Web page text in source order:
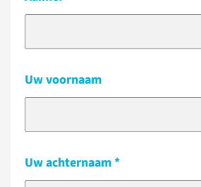
Uw voornaam
Uw achternaam